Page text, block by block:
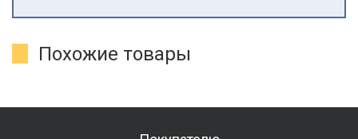
Похожие товары